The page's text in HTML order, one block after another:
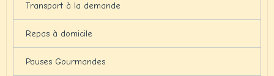
Transport à la demande
Repas à domicile
Pauses Gourmandes